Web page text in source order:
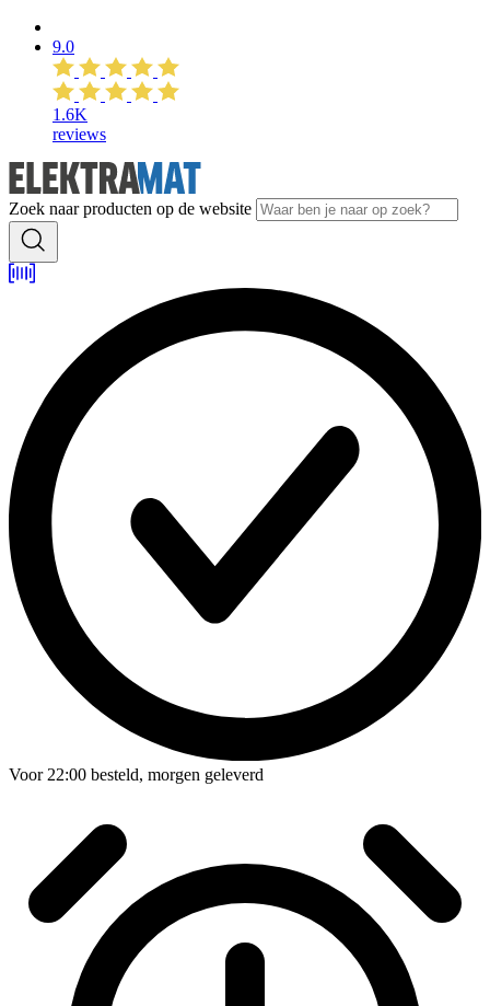
9.0
1.6K
reviews
Zoek naar producten op de website
Voor22:00 besteld, morgen geleverd